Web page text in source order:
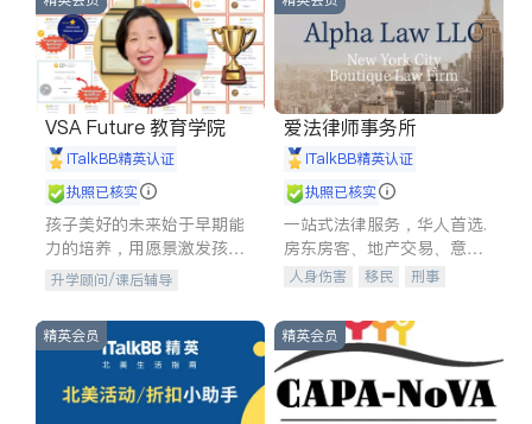
VSA Future 教育学院
iTalkBB精英认证
执照已核实
孩子美好的未来始于早期能
力的培养，用愿景激发孩子
的学习潜力和动力。理念：
拥有成长型心态是成功的基
石。
升学顾问/课后辅导
爱法律师事务所
iTalkBB精英认证
执照已核实
一站式法律服务，华人首选.
房东房客、地产交易、意外
伤害、车祸重伤、商业诉
建筑合同、刑事案件全包办
人身伤害 移民
刑事
信托/遗嘱
商业
索赔
律师-其它 保释
精英会员 精英会员